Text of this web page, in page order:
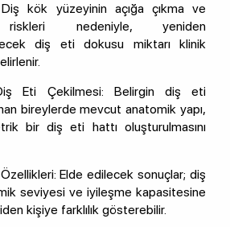
Diş kök yüzeyinin açığa çıkma ve
riskleri nedeniyle, yeniden
diş eti dokusu miktarı klinik
Eti Çekilmesi: Belirgin diş eti
bireylerde mevcut anatomik yapı,
bir diş eti hattı oluşturulmasını
Elde edilecek sonuçlar; diş
seviyesi ve iyileşme kapasitesine
kişiye farklılık gösterebilir.